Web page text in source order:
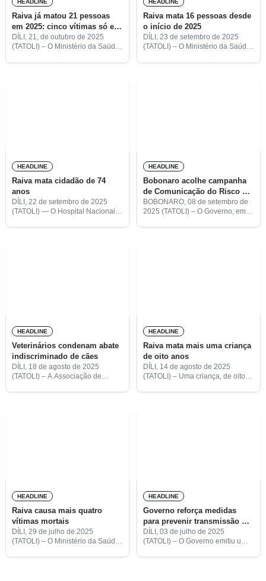
HEADLINE
Raiva já matou 21 pessoas
em 2025: cinco vítimas só em
setembro
DÍLI, 21, de outubro de 2025
(TATOLI) – O Ministério da Saúde
HEADLINE
Raiva mata 16 pessoas desde
o início de 2025
DÍLI, 23 de setembro de 2025
(TATOLI) – O Ministério da Saúde
HEADLINE
Raiva mata cidadão de 74
anos
DÍLI, 22 de setembro de 2025
(TATOLI) — O Hospital Nacional
HEADLINE
Bobonaro acolhe campanha
de Comunicação do Risco e
Envolvimento Comunitário
sobre raiva
BOBONARO, 08 de setembro de
2025 (TATOLI) – O Governo, em
HEADLINE
Veterinários condenam abate
indiscriminado de cães
DÍLI, 18 de agosto de 2025
(TATOLI) – A Associação de
HEADLINE
Raiva mata mais uma criança
de oito anos
DÍLI, 14 de agosto de 2025
(TATOLI) – Uma criança, de oito
HEADLINE
Raiva causa mais quatro
vítimas mortais
DÍLI, 29 de julho de 2025
(TATOLI) – O Ministério da Saúde
HEADLINE
Governo reforça medidas
para prevenir transmissão de
raiva
DÍLI, 03 de julho de 2025
(TATOLI) – O Governo emitiu um